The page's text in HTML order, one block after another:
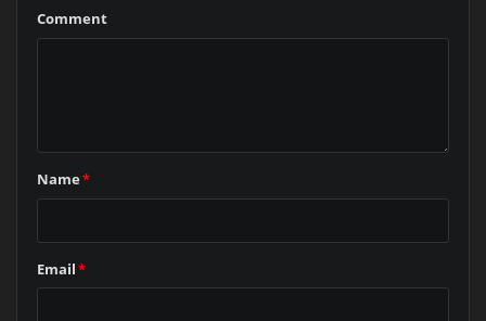
Comment
Name*
Email*